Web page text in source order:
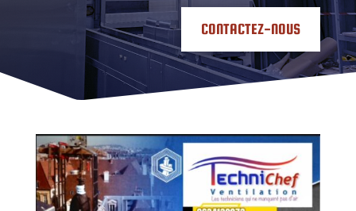
CONTACTEZ-NOUS